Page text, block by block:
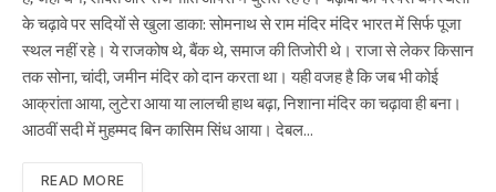
के चढ़ावे पर सदियों से खुला डाका: सोमनाथ से राम मंदिर मंदिर भारत में सिर्फ पूजा
स्थल नहीं रहे। ये राजकोष थे, बैंक थे, समाज की तिजोरी थे। राजा से लेकर किसान
तक सोना, चांदी, जमीन मंदिर को दान करता था। यही वजह है कि जब भी कोई
आक्रांता आया, लुटेरा आया या लालची हाथ बढ़ा, निशाना मंदिर का चढ़ावा ही बना।
आठवीं सदी में मुहम्मद बिन कासिम सिंध आया। देबल…
READ MORE